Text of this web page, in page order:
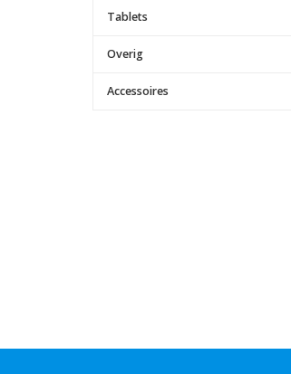
Tablets
Overig
Accessoires